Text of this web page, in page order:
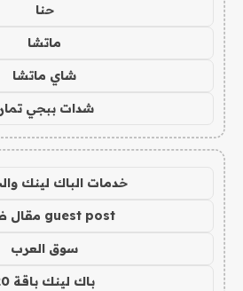
حنا
ماتشا
شاي ماتشا
شدات ببجي
خدمات الباك لينك
guest post مقال ضيف
سوق العرب
باك لينك باقة 20